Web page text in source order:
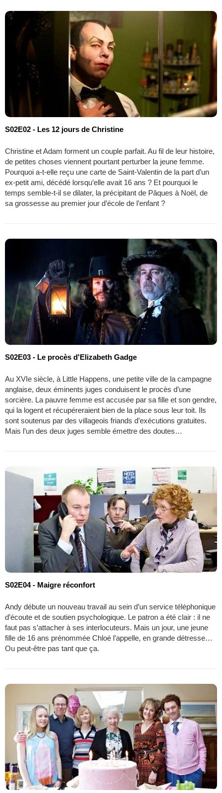
S02E02 - Les 12 jours de Christine
Christine et Adam forment un couple parfait. Au fil de leur histoire,
de petites choses viennent pourtant perturber la jeune femme.
Pourquoi a-t-elle reçu une carte de Saint-Valentin de la part d’un
ex-petit ami, décédé lorsqu’elle avait 16 ans ? Et pourquoi le
temps semble-t-il se dilater, la précipitant de Pâques à Noël, de
sa grossesse au premier jour d’école de l’enfant ?
S02E03 - Le procès d'Elizabeth Gadge
Au XVIe siècle, à Little Happens, une petite ville de la campagne
anglaise, deux éminents juges conduisent le procès d’une
sorcière. La pauvre femme est accusée par sa fille et son gendre,
qui la logent et récupéreraient bien de la place sous leur toit. Ils
sont soutenus par des villageois friands d’exécutions gratuites.
Mais l’un des deux juges semble émettre des doutes…
S02E04 - Maigre réconfort
Andy débute un nouveau travail au sein d’un service téléphonique
d’écoute et de soutien psychologique. Le patron a été clair : il ne
faut pas s’attacher à ses interlocuteurs. Mais un jour, une jeune
fille de 16 ans prénommée Chloé l’appelle, en grande détresse…
Ou peut-être pas tant que ça.